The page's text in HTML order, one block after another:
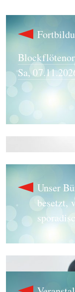
Sa,
Unser
besetzt,